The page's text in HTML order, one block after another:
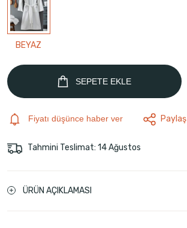
BEYAZ
SEPETE EKLE
Fiyatı düşünce haber ver Paylaş
Tahmini Teslimat: 14 Ağustos
ÜRÜN AÇIKLAMASI